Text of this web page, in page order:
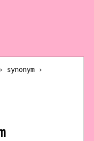
synonym ›